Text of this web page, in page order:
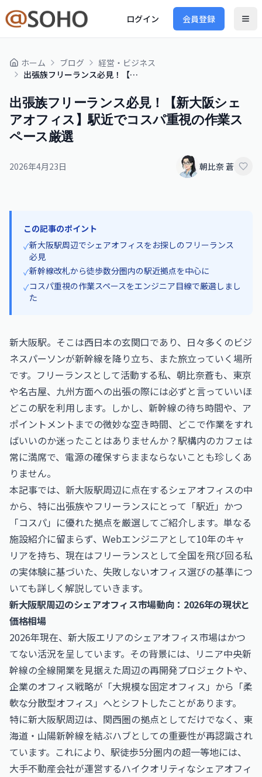
ログイン 会員登録
ホーム ブログ
経営・ビジネス
出張族フリーランス必見！【新大阪シェアオフィス】駅近でコスパ重視の作業スペース厳選
出張族フリーランス必見！【新大阪シェ
アオフィス】駅近でコスパ重視の作業ス
ペース厳選
2026年4月23日 朝比奈 蒼
この記事のポイント
✓新大阪駅周辺でシェアオフィスをお探しのフリーランス
必見
✓新幹線改札から徒歩数分圏内の駅近拠点を中心に
✓コスパ重視の作業スペースをエンジニア目線で厳選しまし
た
新大阪駅。そこは西日本の玄関口であり、日々多くのビジ
ネスパーソンが新幹線を降り立ち、また旅立っていく場所
です。フリーランスとして活動する私、朝比奈蒼も、東京
や名古屋、九州方面への出張の際には必ずと言っていいほ
どこの駅を利用します。しかし、新幹線の待ち時間や、ア
ポイントメントまでの微妙な空き時間、どこで作業をすれ
ばいいのか迷ったことはありませんか？駅構内のカフェは
常に満席で、電源の確保すらままならないことも珍しくあ
りません。
本記事では、新大阪駅周辺に点在するシェアオフィスの中
から、特に出張族やフリーランスにとって「駅近」かつ
「コスパ」に優れた拠点を厳選してご紹介します。単なる
施設紹介に留まらず、Webエンジニアとして10年のキャ
リアを持ち、現在はフリーランスとして全国を飛び回る私
の実体験に基づいた、失敗しないオフィス選びの基準につ
いても詳しく解説していきます。
新大阪駅周辺のシェアオフィス市場動向：2026年の現状と
価格相場
2026年現在、新大阪エリアのシェアオフィス市場はかつ
てない活況を呈しています。その背景には、リニア中央新
幹線の全線開業を見据えた周辺の再開発プロジェクトや、
企業のオフィス戦略が「大規模な固定オフィス」から「柔
軟な分散型オフィス」へとシフトしたことがあります。
特に新大阪駅周辺は、関西圏の拠点としてだけでなく、東
海道・山陽新幹線を結ぶハブとしての重要性が再認識され
ています。これにより、駅徒歩5分圏内の超一等地には、
大手不動産会社が運営するハイクオリティなシェアオフィ